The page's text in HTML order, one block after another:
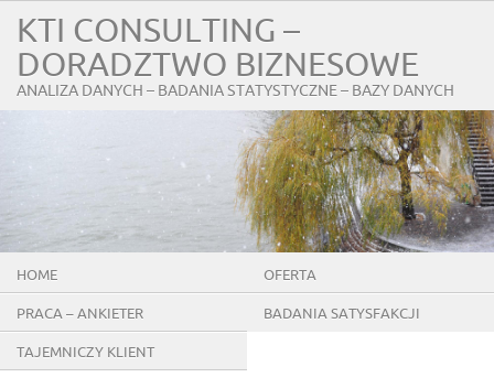
KTI CONSULTING –
DORADZTWO BIZNESOWE
ANALIZA DANYCH – BADANIA STATYSTYCZNE – BAZY DANYCH
HOME OFERTA
PRACA – ANKIETER BADANIA SATYSFAKCJI
TAJEMNICZY KLIENT